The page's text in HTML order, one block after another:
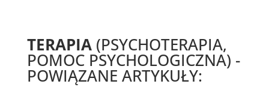
TERAPIA(PSYCHOTERAPIA,
POMOC PSYCHOLOGICZNA) -
POWIĄZANE ARTYKUŁY: